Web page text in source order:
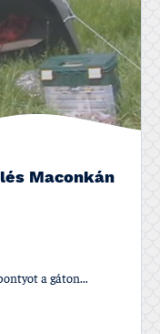
Maconkán
a gáton...